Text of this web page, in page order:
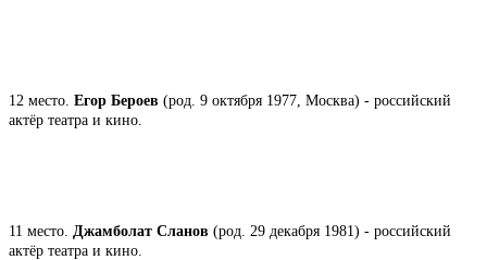
12 место. Егор Бероев (род. 9 октября 1977, Москва) - российский
актёр театра и кино.
11 место. Джамболат Сланов (род. 29 декабря 1981) - российский
актёр театра и кино.